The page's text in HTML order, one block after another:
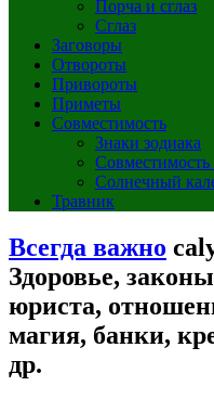
Порча и сглаз
Сглаз
Заговоры
Отвороты
Привороты
Приметы
Совместимость
Знаки зодиака
Совместимость
Солнечный
Травник
Всегда важно
Здоровье,
юриста,
магия, банки,
др.